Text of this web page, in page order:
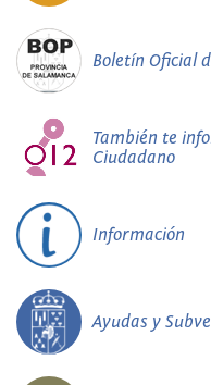
Boletín Oficial
También te
Ciudadano
Información
Ayudas y